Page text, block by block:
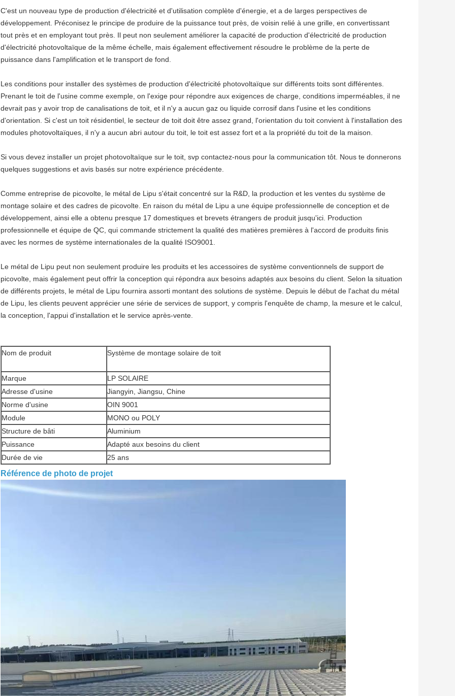
C'est un nouveau type de production d'électricité et d'utilisation complète d'énergie, et a de larges perspectives de
développement. Préconisez le principe de produire de la puissance tout près, de voisin relié à une grille, en convertissant
tout près et en employant tout près. Il peut non seulement améliorer la capacité de production d'électricité de production
d'électricité photovoltaïque de la même échelle, mais également effectivement résoudre le problème de la perte de
puissance dans l'amplification et le transport de fond.
Les conditions pour installer des systèmes de production d'électricité photovoltaïque sur différents toits sont différentes.
Prenant le toit de l'usine comme exemple, on l'exige pour répondre aux exigences de charge, conditions imperméables, il ne
devrait pas y avoir trop de canalisations de toit, et il n'y a aucun gaz ou liquide corrosif dans l'usine et les conditions
d'orientation. Si c'est un toit résidentiel, le secteur de toit doit être assez grand, l'orientation du toit convient à l'installation des
modules photovoltaïques, il n'y a aucun abri autour du toit, le toit est assez fort et a la propriété du toit de la maison.
Si vous devez installer un projet photovoltaïque sur le toit, svp contactez-nous pour la communication tôt. Nous te donnerons
quelques suggestions et avis basés sur notre expérience précédente.
Comme entreprise de picovolte, le métal de Lipu s'était concentré sur la R&D, la production et les ventes du système de
montage solaire et des cadres de picovolte. En raison du métal de Lipu a une équipe professionnelle de conception et de
développement, ainsi elle a obtenu presque 17 domestiques et brevets étrangers de produit jusqu'ici. Production
professionnelle et équipe de QC, qui commande strictement la qualité des matières premières à l'accord de produits finis
avec les normes de système internationales de la qualité ISO9001.
Le métal de Lipu peut non seulement produire les produits et les accessoires de système conventionnels de support de
picovolte, mais également peut offrir la conception qui répondra aux besoins adaptés aux besoins du client. Selon la situation
de différents projets, le métal de Lipu fournira assorti montant des solutions de système. Depuis le début de l'achat du métal
de Lipu, les clients peuvent apprécier une série de services de support, y compris l'enquête de champ, la mesure et le calcul,
la conception, l'appui d'installation et le service après-vente.
Nom de produit Système de montage solaire de toit
Marque
LP SOLAIRE
Adresse d'usine
Jiangyin, Jiangsu, Chine
Norme d'usine
OIN 9001
Module
MONO ou POLY
Structure de bâti
Aluminium
Puissance
Adapté aux besoins du client
Durée de vie
25 ans
Référence de photo de projet